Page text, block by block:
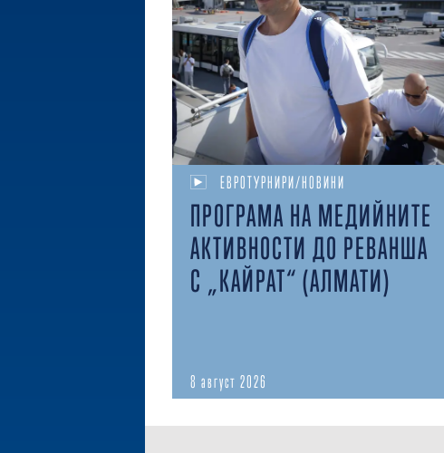
ЕВРОТУРНИРИ/НОВИНИ
ПРОГРАМА НА МЕДИЙНИТЕ
АКТИВНОСТИ ДО РЕВАНША
С „КАЙРАТ“ (АЛМАТИ)
8 август 2026